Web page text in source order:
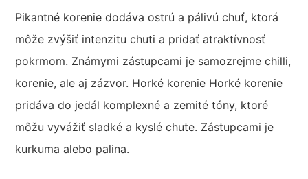
Pikantné korenie dodáva ostrú a pálivú chuť, ktorá
môže zvýšiť intenzitu chuti a pridať atraktívnosť
pokrmom. Známymi zástupcami je samozrejme chilli,
korenie, ale aj zázvor. Horké korenie Horké korenie
pridáva do jedál komplexné a zemité tóny, ktoré
môžu vyvážiť sladké a kyslé chute. Zástupcami je
kurkuma alebo palina.